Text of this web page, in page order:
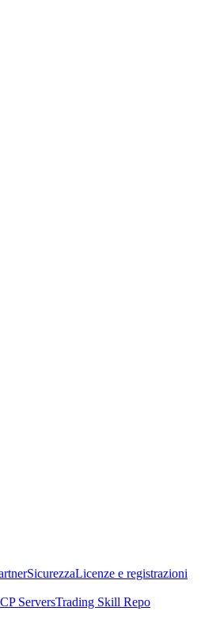
SicurezzaLicenze e registrazioni
ServersTrading Skill Repo